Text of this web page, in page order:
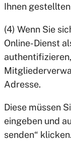
Ihnen
(4) Wenn Sie
Online-Dienst
Adresse.
Diese müssen
eingeben und
senden“